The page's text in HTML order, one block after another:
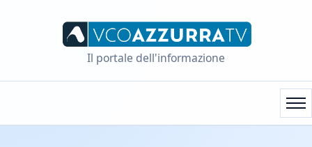
Il portale dell'informazione